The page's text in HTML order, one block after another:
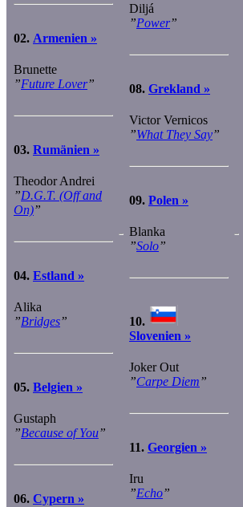
02. Armenien »
Brunette
”Future Lover”
03. Rumänien »
Theodor Andrei
”D.G.T. (Off and
On)”
04. Estland »
Alika
”Bridges”
05. Belgien »
Gustaph
”Because of You”
06. Cypern »
Diljá
”Power”
08. Grekland »
Victor Vernicos
”What They Say”
09. Polen »
Blanka
”Solo”
10.
Slovenien »
Joker Out
”Carpe Diem”
11. Georgien »
Iru
”Echo”